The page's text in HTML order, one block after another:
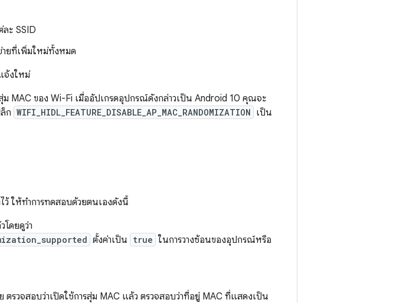
ะ SSID
ายที่เพิ่มใหม่ทั้งหมด
จ้งใหม่
ม MAC ของ Wi-Fi เมื่ออัปเกรดอุปกรณ์ดังกล่าวเป็น Android 10 คุณจะ
ก WIFI_HIDL_FEATURE_DISABLE_AP_MAC_RANDOMIZATION เป็น
ว้ ให้ทำการทดสอบด้วยตนเองดังนี้
ดยดูว่า
ตั้งค่าเป็น true ในการวางซ้อนของอุปกรณ์หรือ
ตรวจสอบว่าเปิดใช้การสุ่ม MAC แล้ว ตรวจสอบว่าที่อยู่ MAC ที่แสดงเป็น